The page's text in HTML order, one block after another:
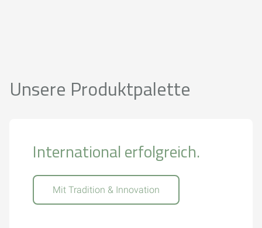
Unsere Produktpalette
International erfolgreich.
Mit Tradition & Innovation